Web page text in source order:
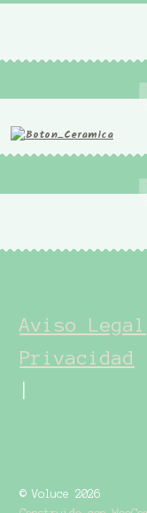
Aviso Legal
Privacidad
© Voluce 2026